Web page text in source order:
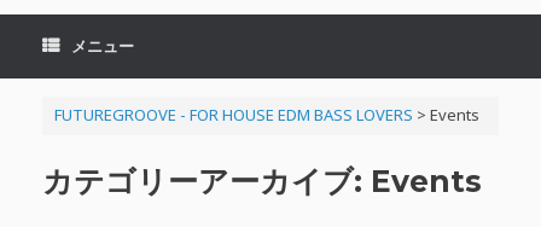
メニュー
FUTUREGROOVE - FOR HOUSE EDM BASS LOVERS > Events
カテゴリーアーカイブ: Events